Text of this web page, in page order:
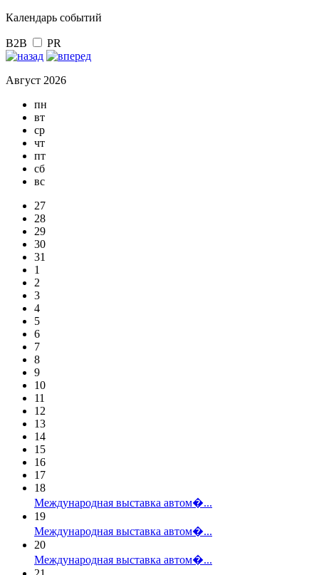
Календарь событий
B2B PR
Август 2026
пн
вт
ср
чт
пт
сб
вс
27
28
29
30
31
1
2
3
4
5
6
7
8
9
10
11
12
13
14
15
16
17
18
Международная выставка автом�...
19
Международная выставка автом�...
20
Международная выставка автом�...